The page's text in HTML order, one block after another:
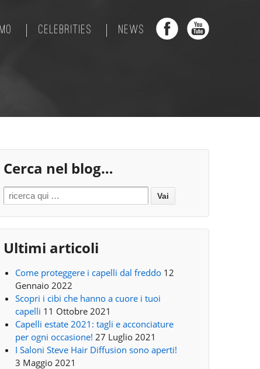
CELEBRITIES NEWS
Cerca nel blog…
Search for:
Ultimi articoli
Come proteggere i capelli dal freddo 12
Gennaio 2022
Scopri i cibi che hanno a cuore i tuoi
capelli 11 Ottobre 2021
Capelli estate 2021: tagli e acconciature
per ogni occasione! 27 Luglio 2021
I Saloni Steve Hair Diffusion sono aperti!
3 Maggio 2021